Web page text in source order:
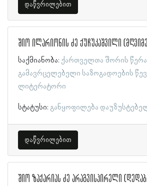
დაწვრილებით
შიო ილარიონის ძე ქუჩუკაშვილი
საქმიანობა: ქართველთა შორის
გამავრცელებელი საზოგადოების
ლიტერატორი
სტატუსი: განყოფილება
დაწვრილებით
შიო ზაქარიას ძე არაგვისპირელი